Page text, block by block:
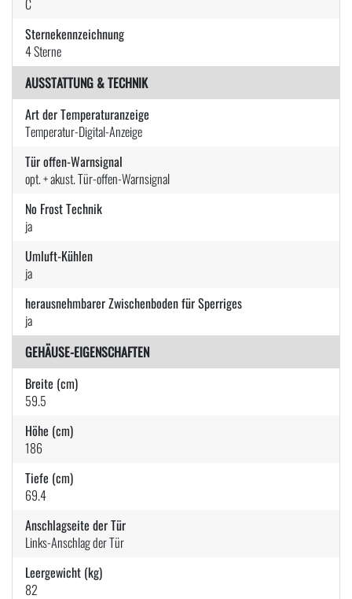
C
Sternekennzeichnung
4 Sterne
AUSSTATTUNG & TECHNIK
Art der Temperaturanzeige
Temperatur-Digital-Anzeige
Tür offen-Warnsignal
opt. + akust. Tür-offen-Warnsignal
No Frost Technik
ja
Umluft-Kühlen
ja
herausnehmbarer Zwischenboden für Sperriges
ja
GEHÄUSE-EIGENSCHAFTEN
Breite (cm)
59.5
Höhe (cm)
186
Tiefe (cm)
69.4
Anschlagseite der Tür
Links-Anschlag der Tür
Leergewicht (kg)
82